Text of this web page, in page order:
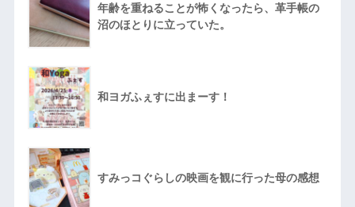
年齢を重ねることが怖くなったら、革手帳の
沼のほとりに立っていた。
和ヨガふぇすに出まーす！
すみっコぐらしの映画を観に行った母の感想